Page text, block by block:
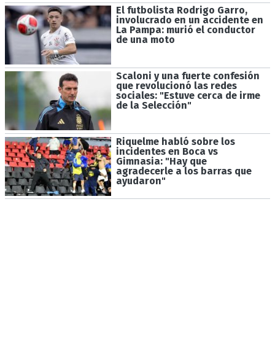
El futbolista Rodrigo Garro,
involucrado en un accidente en
La Pampa: murió el conductor
de una moto
Scaloni y una fuerte confesión
que revolucionó las redes
sociales: "Estuve cerca de irme
de la Selección"
Riquelme habló sobre los
incidentes en Boca vs
Gimnasia: "Hay que
agradecerle a los barras que
ayudaron"